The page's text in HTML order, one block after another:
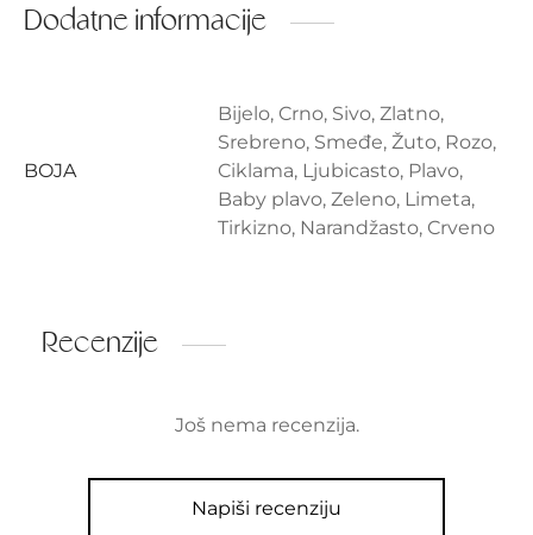
Dodatne informacije
BOJA
Bijelo, Crno, Sivo, Zlatno,
Srebreno, Smeđe, Žuto, Rozo,
Ciklama, Ljubicasto, Plavo,
Baby plavo, Zeleno, Limeta,
Tirkizno, Narandžasto, Crveno
Recenzije
Još nema recenzija.
Napiši recenziju